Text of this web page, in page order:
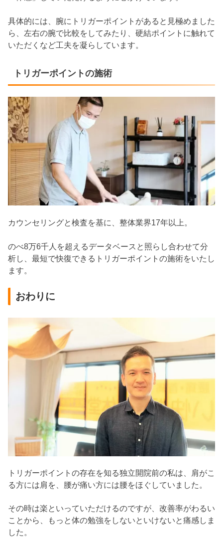
具体的には、腕にトリガーポイントがあると見極めました
ら、左右の腕で比較をしてみたり、硬結ポイントに触れて
いただくなど工夫を凝らしています。
トリガーポイントの施術
カウンセリングと検査を基に、整体業界17年以上。
のべ8万6千人を超えるデータベースと照らし合わせて分
析し、最短で快復できるトリガーポイントの施術をいたし
ます。
おわりに
トリガーポイントの存在を知る独立開院前の私は、肩がこ
る方には肩を、腰が痛い方には腰をほぐしていました。
その時は楽といっていただけるのですが、改善率がわるい
ことから、もっと体の勉強をしないといけないと痛感しま
した。